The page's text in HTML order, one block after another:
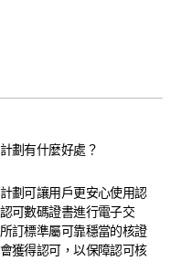
劃有什麼好處？
劃可讓用戶更安心使用認
可數碼證書進行電子交
訂標準屬可靠穩當的核證
獲得認可，以保障認可核